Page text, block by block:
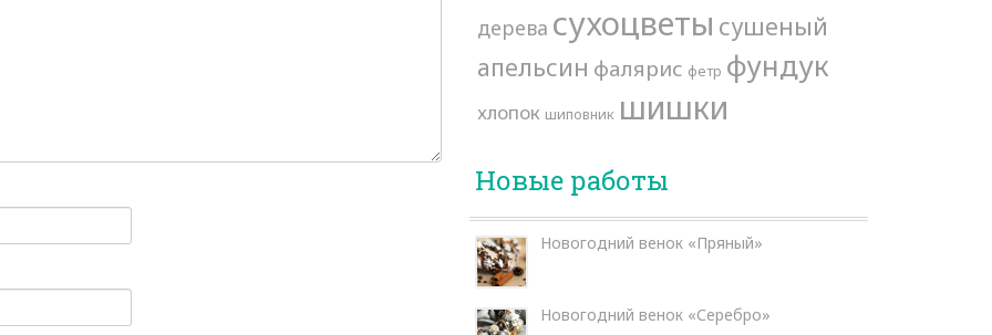
дерева сухоцветы сушеный
апельсин фалярис фетр фундук
хлопок шиповник шишки
Новые работы
Новогодний венок «Пряный»
Новогодний венок «Серебро»